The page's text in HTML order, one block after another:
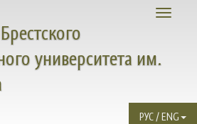
Toggle
университета им.
РУС / ENG